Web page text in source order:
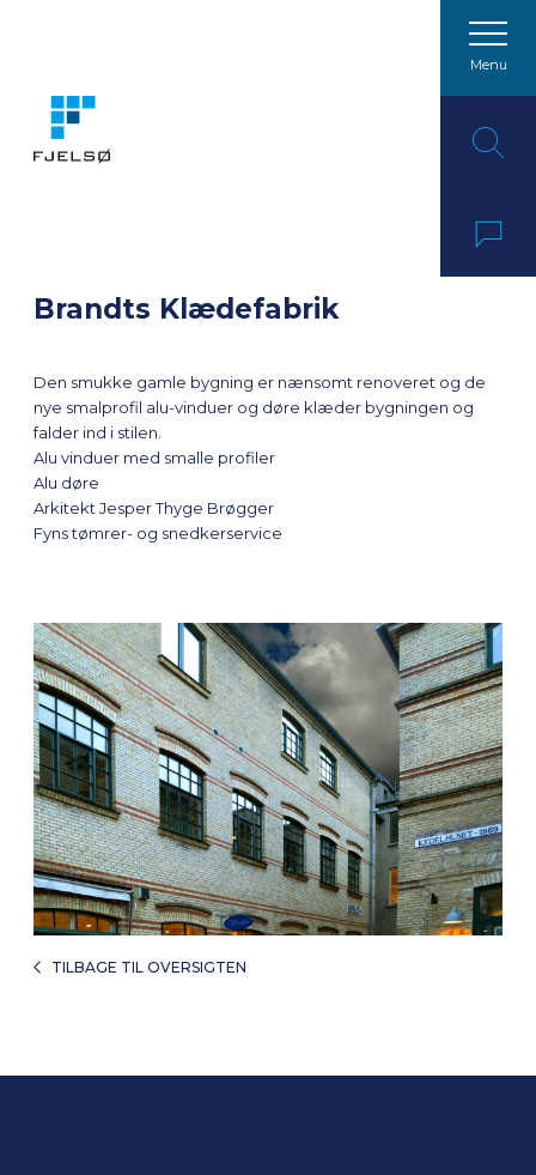
Spring til indhold
Menu
Brandts Klædefabrik
Den smukke gamle bygning er nænsomt renoveret og de
nye smalprofil alu-vinduer og døre klæder bygningen og
falder ind i stilen.
Alu vinduer med smalle profiler
Alu døre
Arkitekt Jesper Thyge Brøgger
Fyns tømrer- og snedkerservice
TILBAGE TIL OVERSIGTEN